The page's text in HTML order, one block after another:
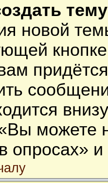
новой
можете
опросах» и